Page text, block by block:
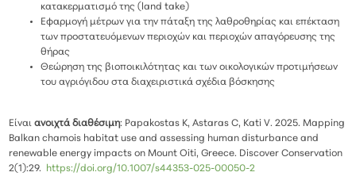
κατακερματισμό της (land take)
Εφαρμογή μέτρων για την πάταξη της λαθροθηρίας και επέκταση
των προστατευόμενων περιοχών και περιοχών απαγόρευσης της
θήρας
Θεώρηση της βιοποικιλότητας και των οικολογικών προτιμήσεων
του αγριόγιδου στα διαχειριστικά σχέδια βόσκησης
Είναιανοιχτά διαθέσιμη: Papakostas K, Astaras C, Kati V. 2025. Mapping
Balkan chamois habitat use and assessing human disturbance and
renewable energy impacts on Mount Oiti, Greece. Discover Conservation
2(1):29.
https://doi.org/10.1007/s44353-025-00050-2